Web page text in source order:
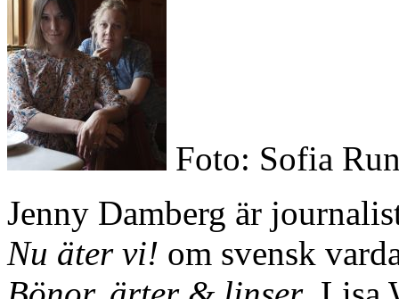
Foto: Sofia
Jenny Damberg är
Nu äter vi! om svensk